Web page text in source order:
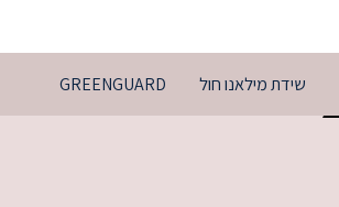
שידת מילאנו חול GREENGUARD